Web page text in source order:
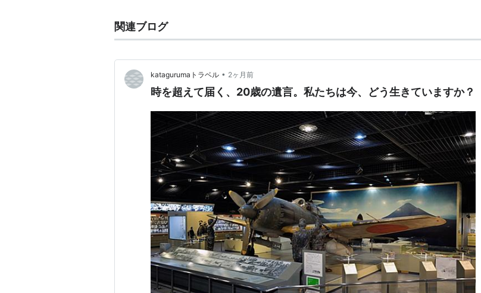
関連ブログ
katagurumaトラベル • 2ヶ月前
時を超えて届く、20歳の遺言。私たちは今、どう生きていますか？